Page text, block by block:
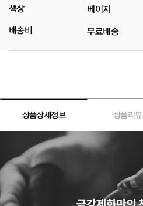
색상 베이지
배송비 무료배송
상품상세정보 상품리뷰